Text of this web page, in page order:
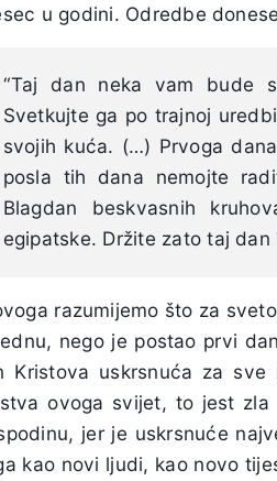
u godini. Odredbe
“Taj dan neka vam bude
Svetkujte ga po trajnoj
svojih kuća. (…) Prvoga
posla tih dana nemojte
Blagdan beskvasnih
egipatske. Držite zato taj
razumijemo što za
nego je postao prvi
Kristova uskrsnuća za
ovoga svijet, to jest
jer je uskrsnuće
kao novi ljudi, kao novo